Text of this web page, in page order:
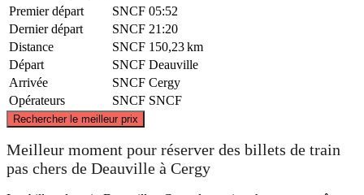
Premier départ
SNCF 05:52
Dernier départ
SNCF 21:20
Distance
SNCF 150,23 km
Départ
SNCF Deauville
Arrivée
SNCF Cergy
Opérateurs
SNCF SNCF
Rechercher le meilleur prix
Meilleur moment pour réserver des billets de train
pas chers de Deauville à Cergy